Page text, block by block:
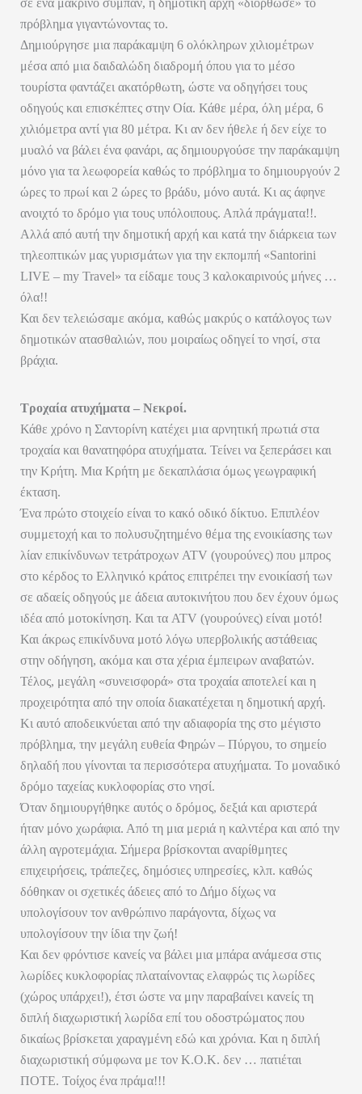
σε ένα μακρινό σύμπαν, η δημοτική αρχή «διόρθωσε» το
πρόβλημα γιγαντώνοντας το.
Δημιούργησε μια παράκαμψη 6 ολόκληρων χιλιομέτρων
μέσα από μια δαιδαλώδη διαδρομή όπου για το μέσο
τουρίστα φαντάζει ακατόρθωτη, ώστε να οδηγήσει τους
οδηγούς και επισκέπτες στην Οία. Κάθε μέρα, όλη μέρα, 6
χιλιόμετρα αντί για 80 μέτρα. Κι αν δεν ήθελε ή δεν είχε το
μυαλό να βάλει ένα φανάρι, ας δημιουργούσε την παράκαμψη
μόνο για τα λεωφορεία καθώς το πρόβλημα το δημιουργούν 2
ώρες το πρωί και 2 ώρες το βράδυ, μόνο αυτά. Κι ας άφηνε
ανοιχτό το δρόμο για τους υπόλοιπους. Απλά πράγματα!!.
Αλλά από αυτή την δημοτική αρχή και κατά την διάρκεια των
τηλεοπτικών μας γυρισμάτων για την εκπομπή «Santorini
LIVE – my Travel» τα είδαμε τους 3 καλοκαιρινούς μήνες …
όλα!!
Και δεν τελειώσαμε ακόμα, καθώς μακρύς ο κατάλογος των
δημοτικών ατασθαλιών, που μοιραίως οδηγεί το νησί, στα
βράχια.
Τροχαία ατυχήματα – Νεκροί.
Κάθε χρόνο η Σαντορίνη κατέχει μια αρνητική πρωτιά στα
τροχαία και θανατηφόρα ατυχήματα. Τείνει να ξεπεράσει και
την Κρήτη. Μια Κρήτη με δεκαπλάσια όμως γεωγραφική
έκταση.
Ένα πρώτο στοιχείο είναι το κακό οδικό δίκτυο. Επιπλέον
συμμετοχή και το πολυσυζητημένο θέμα της ενοικίασης των
λίαν επικίνδυνων τετράτροχων ATV (γουρούνες) που μπρος
στο κέρδος το Ελληνικό κράτος επιτρέπει την ενοικίασή των
σε αδαείς οδηγούς με άδεια αυτοκινήτου που δεν έχουν όμως
ιδέα από μοτοκίνηση. Και τα ATV (γουρούνες) είναι μοτό!
Και άκρως επικίνδυνα μοτό λόγω υπερβολικής αστάθειας
στην οδήγηση, ακόμα και στα χέρια έμπειρων αναβατών.
Τέλος, μεγάλη «συνεισφορά» στα τροχαία αποτελεί και η
προχειρότητα από την οποία διακατέχεται η δημοτική αρχή.
Κι αυτό αποδεικνύεται από την αδιαφορία της στο μέγιστο
πρόβλημα, την μεγάλη ευθεία Φηρών – Πύργου, το σημείο
δηλαδή που γίνονται τα περισσότερα ατυχήματα. Το μοναδικό
δρόμο ταχείας κυκλοφορίας στο νησί.
Όταν δημιουργήθηκε αυτός ο δρόμος, δεξιά και αριστερά
ήταν μόνο χωράφια. Από τη μια μεριά η καλντέρα και από την
άλλη αγροτεμάχια. Σήμερα βρίσκονται αναρίθμητες
επιχειρήσεις, τράπεζες, δημόσιες υπηρεσίες, κλπ. καθώς
δόθηκαν οι σχετικές άδειες από το Δήμο δίχως να
υπολογίσουν τον ανθρώπινο παράγοντα, δίχως να
υπολογίσουν την ίδια την ζωή!
Και δεν φρόντισε κανείς να βάλει μια μπάρα ανάμεσα στις
λωρίδες κυκλοφορίας πλαταίνοντας ελαφρώς τις λωρίδες
(χώρος υπάρχει!), έτσι ώστε να μην παραβαίνει κανείς τη
διπλή διαχωριστική λωρίδα επί του οδοστρώματος που
δικαίως βρίσκεται χαραγμένη εδώ και χρόνια. Και η διπλή
διαχωριστική σύμφωνα με τον Κ.Ο.Κ. δεν … πατιέται
ΠΟΤΕ. Τοίχος ένα πράμα!!!